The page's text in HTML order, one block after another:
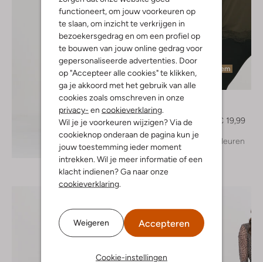
functioneert, om jouw voorkeuren op
te slaan, om inzicht te verkrijgen in
bezoekersgedrag en om een profiel op
te bouwen van jouw online gedrag voor
gepersonaliseerde advertenties. Door
op "Accepteer alle cookies" te klikken,
ga je akkoord met het gebruik van alle
cookies zoals omschreven in onze
privacy- en cookieverklaring
Wil je je voorkeuren wijzigen? Via de
cookieknop onderaan de pagina kun je
jouw toestemming ieder moment
intrekken. Wil je meer informatie of een
klacht indienen? Ga naar onze
cookieverklaring
Weigeren Accepteren
Cookie-instellingen
Ontdek de look
Laatste item
-50%
€ 39,95
€ 19,99
+ meer kleuren